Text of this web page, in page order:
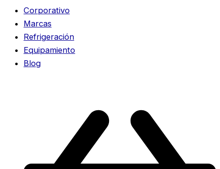
Corporativo
Marcas
Refrigeración
Equipamiento
Blog